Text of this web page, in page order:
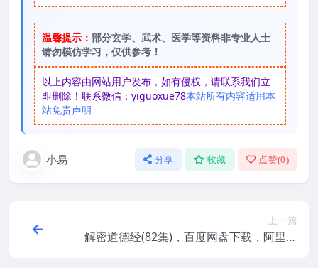
温馨提示： 部分玄学、武术、医学等资料非专业人士
请勿模仿学习，仅供参考！
以上内容由网站用户发布，如有侵权，请联系我们立
即删除！联系微信：yiguoxue78本站所有内容适用本
站免责声明
小易 分享 收藏 点赞(0)
上一篇
解密道德经(82集)，百度网盘下载，阿里云